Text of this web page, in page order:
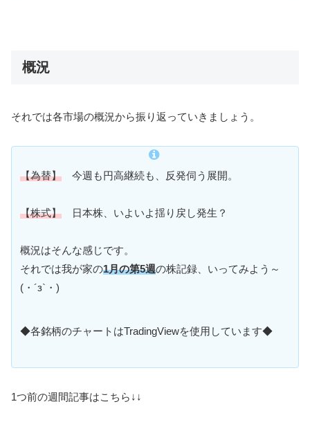
概況
それでは各市場の概況から振り返っていきましょう。
【為替】 今週も円高継続も、反発伺う展開。
【株式】 日本株、いよいよ揺り戻し発生？
概況はそんな感じです。
それでは我が家の1月の第5週の株記録、いってみよう～
(・´з`・)
◆各銘柄のチャートはTradingViewを使用しています◆
1つ前の週間記事はこちら↓↓